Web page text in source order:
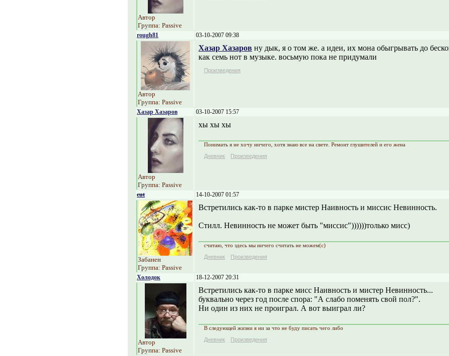
Автор
Группа: Passive
rough81 03-10-2007 09:38
Автор
Группа: Passive
Хазар Хазаров ну дык, я о том же. а идеи, их мона обыгрывать до
как семь нот в музыке. восьмую пока не придумали
Произведения
Хазар Хазаров 03-10-2007 15:57
Автор
Группа: Passive
хы хы хы
Понимать я не хочу ничего, хотя знаю все на свете. Ремонт глушителей и его жена
Дневник
Произведения
cut 14-10-2007 01:57
Забанен
Группа: Passive
Встретились как-то в парке мистер Наивность и миссис Невинность.
Стилл. Невинность не может быть "миссис"))))))только мисс)
считаю, что здесь мы ничего считать не можем(с)
Дневник
Произведения
Холодок 18-12-2007 20:31
Автор
Группа: Passive
Встретились как-то в парке мисс Наивность и мистер Невинность...
буквально через год после спора: "А слабо поменять свой пол?".
Ни один из них не проиграл. А вот выиграл ли?
В следующей жизни я ни за что не буду писать чего либо
Дневник
Произведения